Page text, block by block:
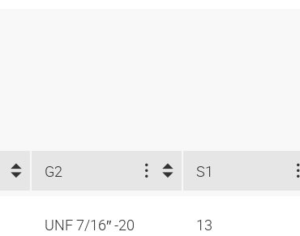
G2 S1
UNF 7/16″ -20 13